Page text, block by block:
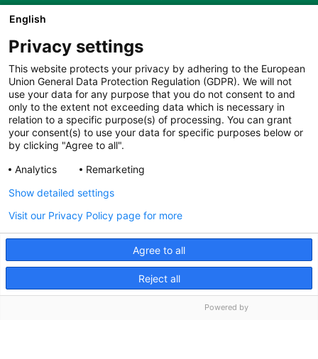
Все новости
Обращения можно также направлять по адресу:
complaints@angelini.ru
горячей линии
+7 916 8719 234
ИМЕЮТСЯ
ПРОТИВОПОКАЗАНИЯ.
НЕОБХОДИМО
ОЗНАКОМИТЬСЯ С
ИНСТРУКЦИЕЙ ПО
ПРИМЕНЕНИЮ.
Разработано вСократус
Copyright 2026 © Angelini S.p.a. - Все права защищены
Заказать
English
Privacy settings
This website protects your privacy by adhering to the European
Union General Data Protection Regulation (GDPR). We will not
use your data for any purpose that you do not consent to and
only to the extent not exceeding data which is necessary in
relation to a specific purpose(s) of processing. You can grant
your consent(s) to use your data for specific purposes below or
by clicking "Agree to all".
Analytics
Remarketing
Agree to all
Reject all
Show detailed settings
Visit our Privacy Policy page for more
Powered by